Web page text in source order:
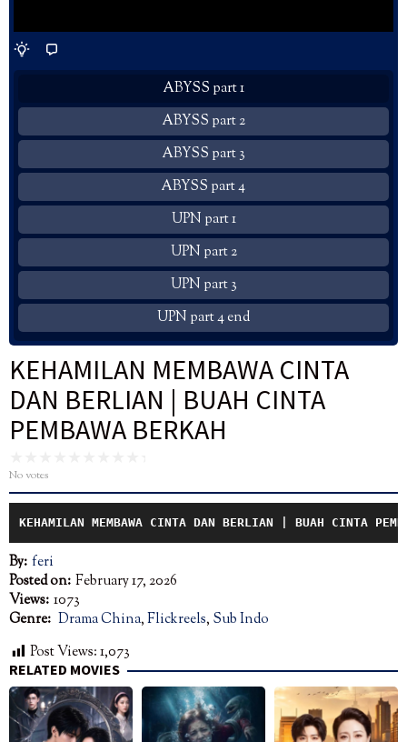
ABYSS part 1
ABYSS part 2
ABYSS part 3
ABYSS part 4
UPN part 1
UPN part 2
UPN part 3
UPN part 4 end
KEHAMILAN MEMBAWA CINTA
DAN BERLIAN | BUAH CINTA
PEMBAWA BERKAH
No votes
KEHAMILAN MEMBAWA CINTA DAN BERLIAN | BUAH CINTA
By: feri
Posted on: February 17, 2026
Views: 1073
Genre: Drama China,Flickreels, Sub Indo
Post Views:1,073
RELATED MOVIES